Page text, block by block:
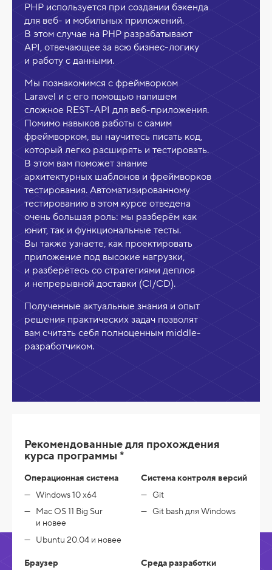
PHP используется при создании бэкенда
для веб- и мобильных приложений.
В этом случае на PHP разрабатывают
API, отвечающее за всю бизнес-логику
и работу с данными.
Мы познакомимся с фреймворком
Laravel и с его помощью напишем
сложное REST-API для веб-приложения.
Помимо навыков работы с самим
фреймворком, вы научитесь писать код,
который легко расширять и тестировать.
В этом вам поможет знание
архитектурных шаблонов и фреймворков
тестирования. Автоматизированному
тестированию в этом курсе отведена
очень большая роль: мы разберём как
юнит, так и функциональные тесты.
Вы также узнаете, как проектировать
приложение под высокие нагрузки,
и разберётесь со стратегиями деплоя
и непрерывной доставки (CI/CD).
Полученные актуальные знания и опыт
решения практических задач позволят
вам считать себя полноценным middle-
разработчиком.
Рекомендованные для прохождения
курса программы *
Операционная система
Windows 10 x64
Mac OS 11 Big Sur
и новее
Ubuntu 20.04 и новее
Браузер
Система контроля версий
Git
Git bash для Windows
Среда разработки